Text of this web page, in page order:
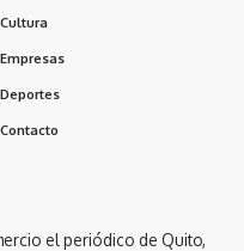
Cultura
Empresas
Deportes
Contacto
el periódico de Quito,